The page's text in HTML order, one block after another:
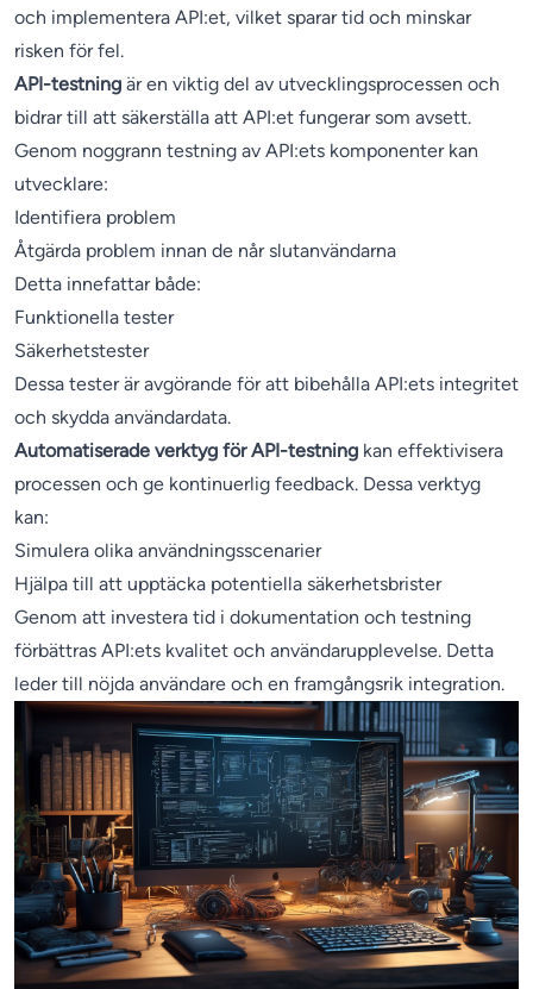
och implementera API:et, vilket sparar tid och minskar
risken för fel.
API-testning är en viktig del av utvecklingsprocessen och
bidrar till att säkerställa att API:et fungerar som avsett.
Genom noggrann testning av API:ets komponenter kan
utvecklare:
Identifiera problem
Åtgärda problem innan de når slutanvändarna
Detta innefattar både:
Funktionella tester
Säkerhetstester
Dessa tester är avgörande för att bibehålla API:ets integritet
och skydda användardata.
Automatiserade verktyg för API-testning kan effektivisera
processen och ge kontinuerlig feedback. Dessa verktyg
kan:
Simulera olika användningsscenarier
Hjälpa till att upptäcka potentiella säkerhetsbrister
Genom att investera tid i dokumentation och testning
förbättras API:ets kvalitet och användarupplevelse. Detta
leder till nöjda användare och en framgångsrik integration.